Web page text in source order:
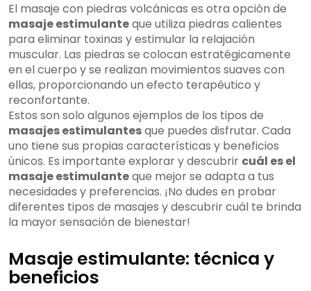
El masaje con piedras volcánicas es otra opción de
masaje estimulanteque utiliza piedras calientes
para eliminar toxinas y estimular la relajación
muscular. Las piedras se colocan estratégicamente
en el cuerpo y se realizan movimientos suaves con
ellas, proporcionando un efecto terapéutico y
reconfortante.
Estos son solo algunos ejemplos de los tipos de
masajes estimulantesque puedes disfrutar. Cada
uno tiene sus propias características y beneficios
únicos. Es importante explorar y descubrir cuál es el
masaje estimulanteque mejor se adapta a tus
necesidades y preferencias. ¡No dudes en probar
diferentes tipos de masajes y descubrir cuál te brinda
la mayor sensación de bienestar!
Masaje estimulante: técnica y
beneficios